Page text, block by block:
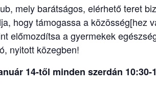
mely barátságos, elérhető teret
hogy támogassa a közösség[hez
előmozdítsa a gyermekek
nyitott közegben!
14-től minden szerdán 10:30-